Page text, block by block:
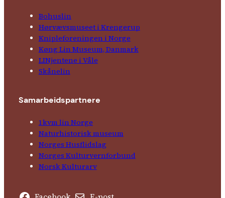
Bohuslin
Hørvævs­museet i Krengerup
Kniple­foreningen i Norge
Køng Lin Museum, Danmark
LINjentene i Våle
Skånelin
Samarbeids­partnere
1kvm lin Norge
Natur­his­torisk­ museum
Norges Husflids­lag
Norges Kultur­vern­forbund
Norsk Kulturarv